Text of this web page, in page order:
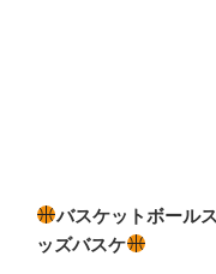
バスケットボール
ッズバスケ